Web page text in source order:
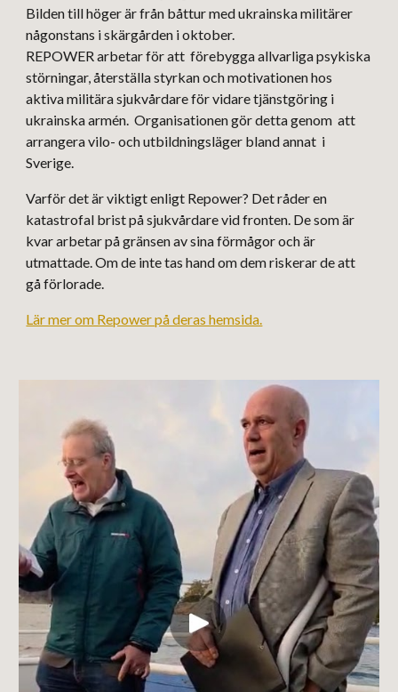
Bilden till höger är från båttur med ukrainska militärer
någonstans i skärgården i oktober.
REPOWER arbetar för att förebygga allvarliga psykiska
störningar, återställa styrkan och motivationen hos
aktiva militära sjukvårdare för vidare tjänstgöring i
ukrainska armén. Organisationen gör detta genom att
arrangera vilo- och utbildningsläger bland annat i
Sverige.
Varför det är viktigt enligt Repower? Det råder en
katastrofal brist på sjukvårdare vid fronten. De som är
kvar arbetar på gränsen av sina förmågor och är
utmattade. Om de ​​inte tas hand om dem riskerar de att
gå förlorade.
Lär mer om Repower på deras hemsida.